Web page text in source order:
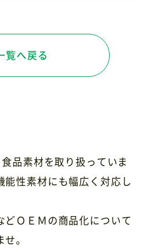
覧へ戻る
品素材を取り扱っていま
能性素材にも幅広く対応し
どＯＥＭの商品化について
。